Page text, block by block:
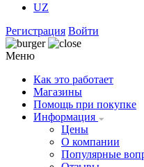
UZ
Регистрация Войти
Меню
Как это работает
Магазины
Помощь при покупке
Информация
Цены
О компании
Популярные